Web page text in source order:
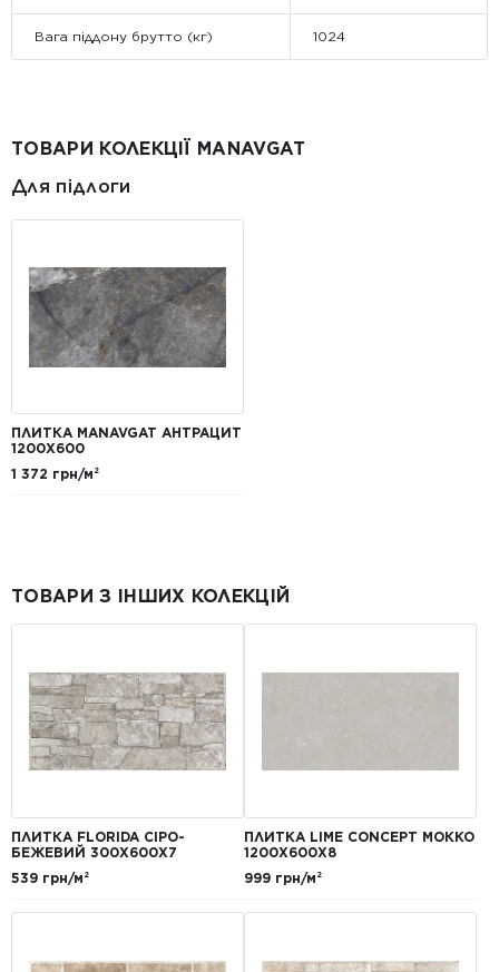
Вага піддону брутто (кг) 1024
ТОВАРИ КОЛЕКЦІЇ MANAVGAT
Для підлоги
ПЛИТКА MANAVGAT АНТРАЦИТ
1200X600
1 372 грн/м²
ТОВАРИ З ІНШИХ КОЛЕКЦІЙ
ПЛИТКА FLORIDA СІРО-
БЕЖЕВИЙ 300Х600Х7
539 грн/м²
ПЛИТКА LIME CONCEPT МОККО
1200Х600Х8
999 грн/м²